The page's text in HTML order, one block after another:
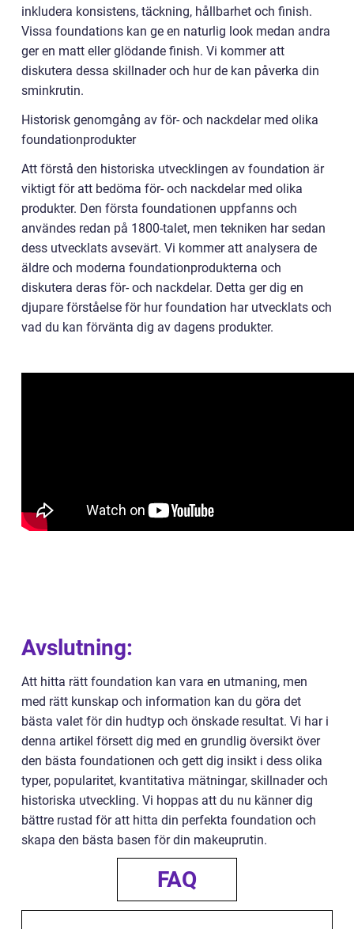
inkludera konsistens, täckning, hållbarhet och finish.
Vissa foundations kan ge en naturlig look medan andra
ger en matt eller glödande finish. Vi kommer att
diskutera dessa skillnader och hur de kan påverka din
sminkrutin.
Historisk genomgång av för- och nackdelar med olika
foundationprodukter
Att förstå den historiska utvecklingen av foundation är
viktigt för att bedöma för- och nackdelar med olika
produkter. Den första foundationen uppfanns och
användes redan på 1800-talet, men tekniken har sedan
dess utvecklats avsevärt. Vi kommer att analysera de
äldre och moderna foundationprodukterna och
diskutera deras för- och nackdelar. Detta ger dig en
djupare förståelse för hur foundation har utvecklats och
vad du kan förvänta dig av dagens produkter.
Avslutning:
Att hitta rätt foundation kan vara en utmaning, men
med rätt kunskap och information kan du göra det
bästa valet för din hudtyp och önskade resultat. Vi har i
denna artikel försett dig med en grundlig översikt över
den bästa foundationen och gett dig insikt i dess olika
typer, popularitet, kvantitativa mätningar, skillnader och
historiska utveckling. Vi hoppas att du nu känner dig
bättre rustad för att hitta din perfekta foundation och
skapa den bästa basen för din makeuprutin.
FAQ